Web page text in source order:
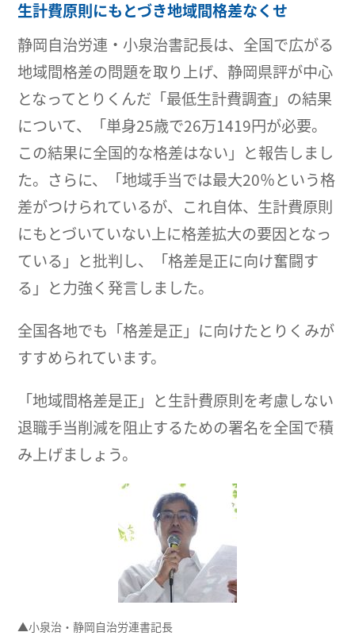
生計費原則にもとづき地域間格差なくせ
静岡自治労連・小泉治書記長は、全国で広がる
地域間格差の問題を取り上げ、静岡県評が中心
となってとりくんだ「最低生計費調査」の結果
について、「単身25歳で26万1419円が必要。
この結果に全国的な格差はない」と報告しまし
た。さらに、「地域手当では最大20％という格
差がつけられているが、これ自体、生計費原則
にもとづいていない上に格差拡大の要因となっ
ている」と批判し、「格差是正に向け奮闘す
る」と力強く発言しました。
全国各地でも「格差是正」に向けたとりくみが
すすめられています。
「地域間格差是正」と生計費原則を考慮しない
退職手当削減を阻止するための署名を全国で積
み上げましょう。
▲小泉治・静岡自治労連書記長